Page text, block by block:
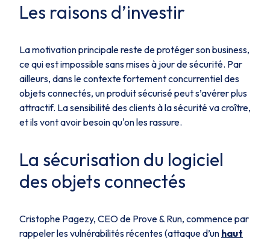
Les raisons d’investir
La motivation principale reste de protéger son business,
ce qui est impossible sans mises à jour de sécurité. Par
ailleurs, dans le contexte fortement concurrentiel des
objets connectés, un produit sécurisé peut s’avérer plus
attractif. La sensibilité des clients à la sécurité va croître,
et ils vont avoir besoin qu'on les rassure.
La sécurisation du logiciel
des objets connectés
Cristophe Pagezy, CEO de Prove & Run, commence par
rappeler les vulnérabilités récentes (attaque d’un haut